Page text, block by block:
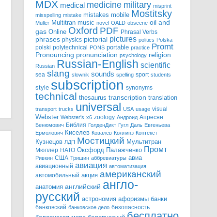
MDX medical medicine military misprint
misspelling mistake mistakes mobile Mostitsky
Muller Multitran music novel OALD obscene oil and
gas Online Oxford PDF Phrasal Verbs
phrases physics pictorial pictures politics Polska
polski polytechnical PONS portable practice Promt
Pronouncing pronunciation psychology religion
Russian Russian-English scientific
sea slang slownik sounds spelling sport students
style subscription synonyms
technical thesaurus transcription translation
transport trucks universal USA usage visual
Webster Webster's x6 zoology Андроид Апресян
Бенюмович Библия ГолденДикт Гугл Даль Евгеньева
Ермолович Киселев Ковалев Коллинз Контекст
Кузнецов ЛДП Мостицкий Мультитран
Мюллер НАТО Оксфорд Палажченко Промт
Ривкин США Тришин аббревиатуры авиа
авиационный авиация автоматизация
автомобильный акция американский
анатомия английский англо-
русский астрономия афоризмы банки
банковский банковское дело безопасность